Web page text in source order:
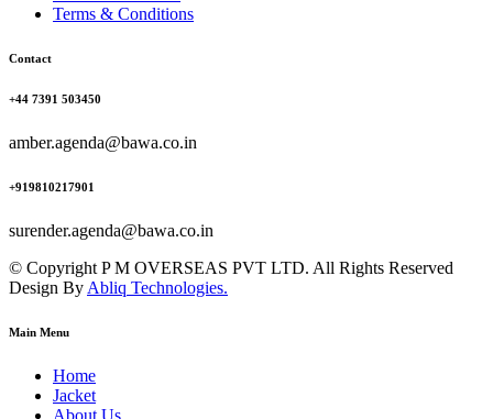
Terms & Conditions
Contact
+44 7391 503450
amber.agenda@bawa.co.in
+919810217901
surender.agenda@bawa.co.in
© Copyright P M OVERSEAS PVT LTD. All Rights Reserved
Design By Abliq Technologies.
Main Menu
Home
Jacket